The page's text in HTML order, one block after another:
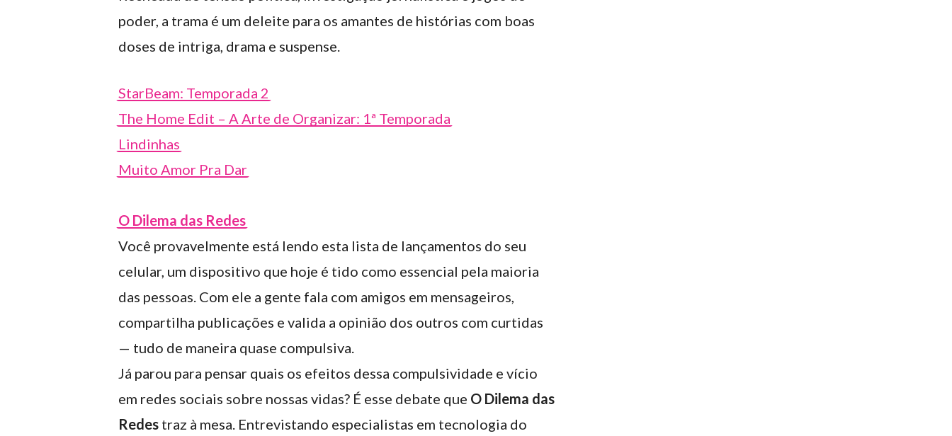
poder, a trama é um deleite para os amantes de histórias com boas
doses de intriga, drama e suspense.
StarBeam: Temporada 2
The Home Edit – A Arte de Organizar: 1ª Temporada
Lindinhas
Muito Amor Pra Dar
O Dilema das Redes
Você provavelmente está lendo esta lista de lançamentos do seu
celular, um dispositivo que hoje é tido como essencial pela maioria
das pessoas. Com ele a gente fala com amigos em mensageiros,
compartilha publicações e valida a opinião dos outros com curtidas
— tudo de maneira quase compulsiva.
Já parou para pensar quais os efeitos dessa compulsividade e vício
em redes sociais sobre nossas vidas? É esse debate que O Dilema das
Redes traz à mesa. Entrevistando especialistas em tecnologia do